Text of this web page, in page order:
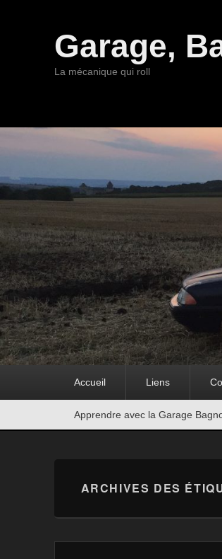
Garage,
La mécanique qui roll
Accueil Liens
Apprendre avec la Garage
ARCHIVES DES